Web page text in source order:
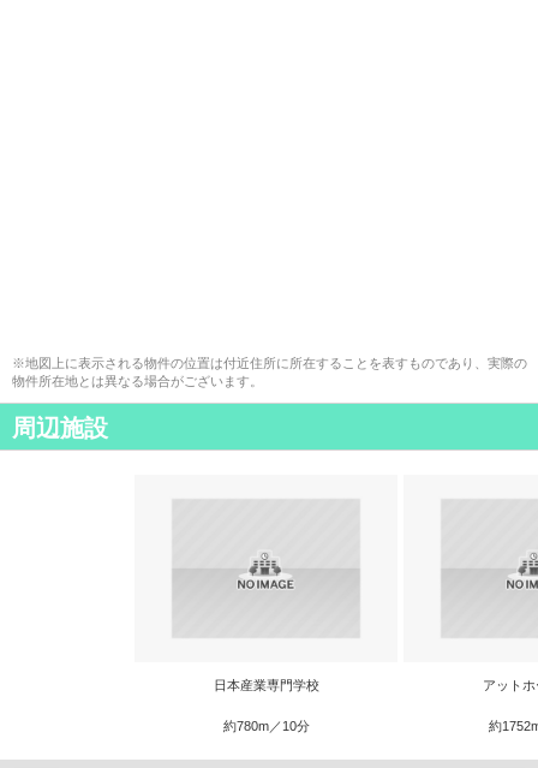
※地図上に表示される物件の位置は付近住所に所在することを表すものであり、実際の
物件所在地とは異なる場合がございます。
周辺施設
日本産業専門学校
約780m／10分
アット
約